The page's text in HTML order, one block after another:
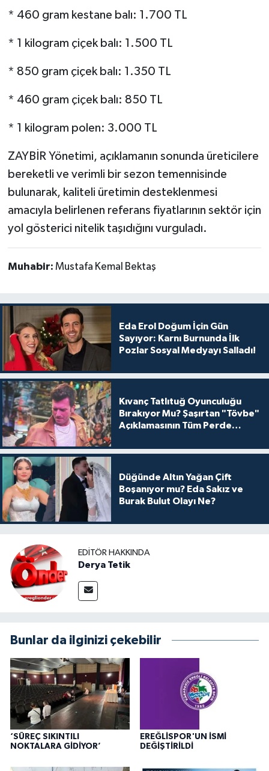
* 460 gram kestane balı: 1.700 TL
* 1 kilogram çiçek balı: 1.500 TL
* 850 gram çiçek balı: 1.350 TL
* 460 gram çiçek balı: 850 TL
* 1 kilogram polen: 3.000 TL
ZAYBİR Yönetimi, açıklamanın sonunda üreticilere
bereketli ve verimli bir sezon temennisinde
bulunarak, kaliteli üretimin desteklenmesi
amacıyla belirlenen referans fiyatlarının sektör için
yol gösterici nitelik taşıdığını vurguladı.
Muhabir: Mustafa Kemal Bektaş
Eda Erol Doğum İçin Gün
Sayıyor: Karnı Burnunda İlk
Pozlar Sosyal Medyayı Salladı!
Kıvanç Tatlıtuğ Oyunculuğu
Bırakıyor Mu? Şaşırtan "Tövbe"
Açıklamasının Tüm Perde
Düğünde Altın Yağan Çift
Boşanıyor mu? Eda Sakız ve
Burak Bulut Olayı Ne?
EDITÖR HAKKINDA
Derya Tetik
Bunlar da ilginizi çekebilir
‘SÜREÇ SIKINTILI
NOKTALARA GİDİYOR’
EREĞLİSPOR'UN İSMİ
DEĞİŞTİRİLDİ